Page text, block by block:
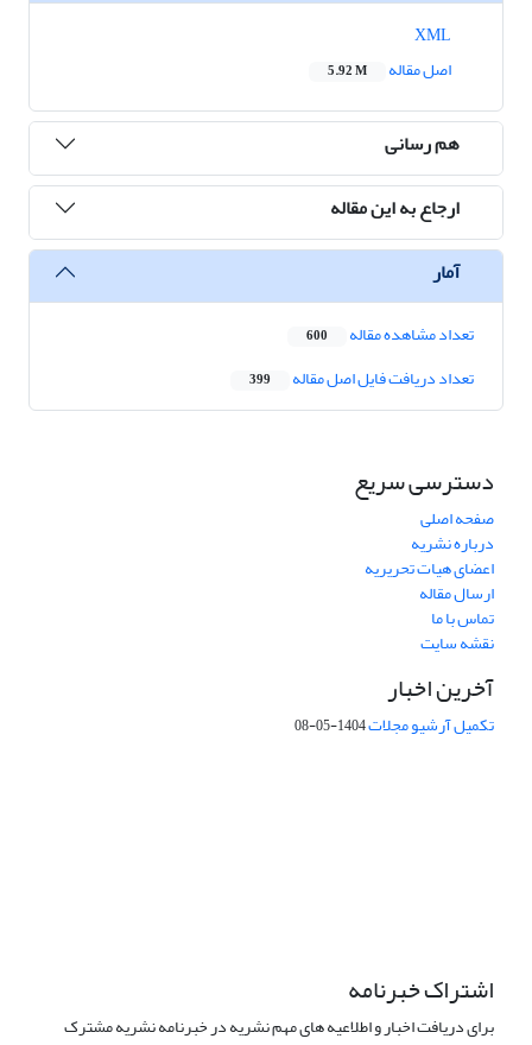
اصل مقاله
5.92 M
هم رسانی
ارجاع به این مقاله
آمار
تعداد مشاهده مقاله 600
تعداد دریافت فایل اصل مقاله 399
دسترسی سریع
صفحه اصلی
درباره نشریه
اعضای هیات تحریریه
ارسال مقاله
تماس با ما
نقشه سایت
آخرین اخبار
تکمیل آرشیو مجلات1404-05-08
اشتراک خبرنامه
برای دریافت اخبار و اطلاعیه های مهم نشریه در خبرنامه نشریه مشترک